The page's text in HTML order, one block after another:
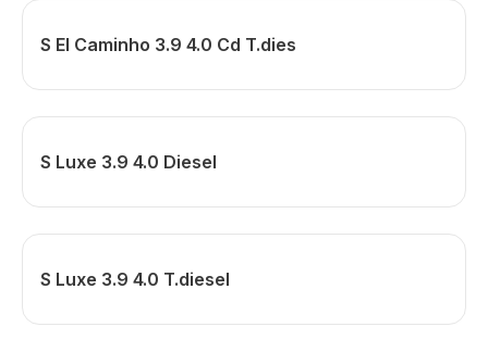
S El Caminho 3.9 4.0 Cd T.dies
S Luxe 3.9 4.0 Diesel
S Luxe 3.9 4.0 T.diesel